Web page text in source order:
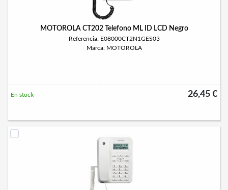
MOTOROLA CT202 Telefono ML ID LCD Negro
Referencia: E08000CT2N1GES03
Marca: MOTOROLA
26,45 €
En stock